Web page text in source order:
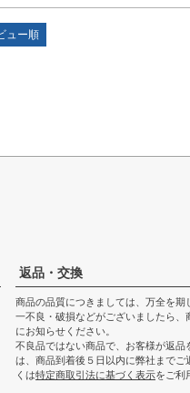
ュー順
返品・交換
商品の品質につきましては、万全を期
一不良・破損などがございましたら、
にお知らせください。
不良品ではない商品で、お客様が返品
は、商品到着後５日以内に弊社までご
くは特定商取引法に基づく表示をご利